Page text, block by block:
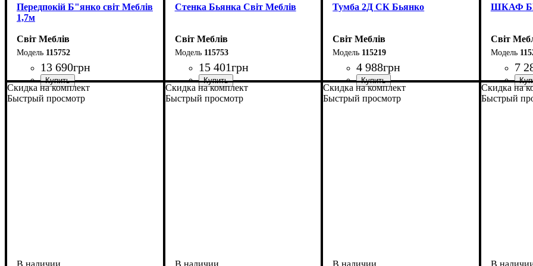
Передпокій Б"янко світ Меблів
1,7м
Світ Меблів
115752
13 690грн
ширина, мм: 1700
высота, мм: 2100
глубина, мм: 400
Стенка Бьянка Світ Меблів
Світ Меблів
115753
15 401грн
Тумба 2Д СК Бьянко
Світ Меблів
115219
4 988грн
ширина, мм: 801
высота, мм: 1140
глубина, мм: 400
ШКАФ
Світ
7
ширина,
высота,
глубина,
Скидка на комплект
Быстрый просмотр
Скидка на комплект
Быстрый просмотр
Скидка на комплект
Быстрый просмотр
Скидка на
Быстрый